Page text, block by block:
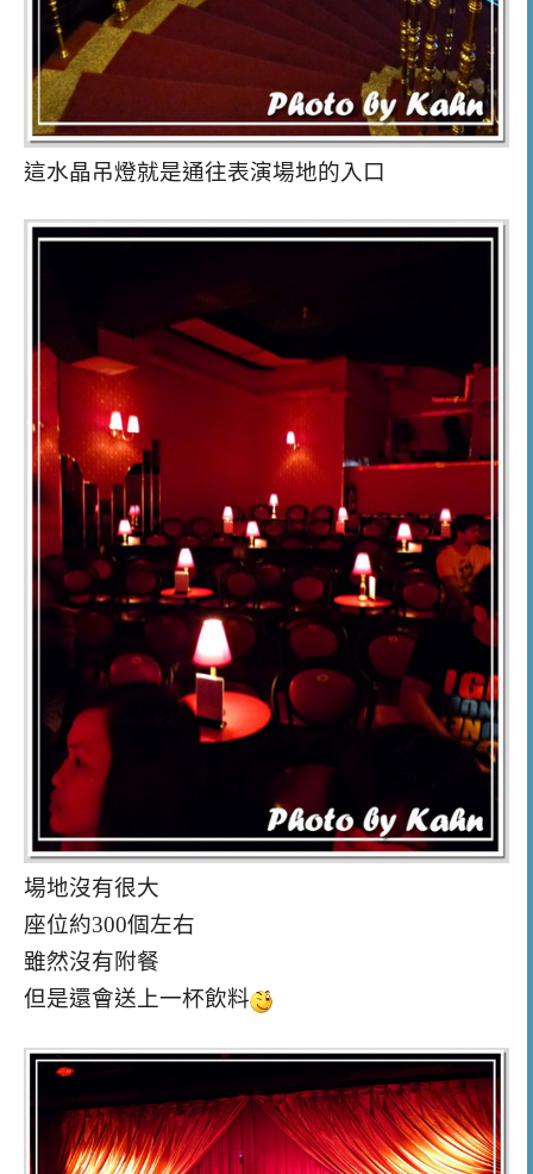
這水晶吊燈就是通往表演場地的入口
場地沒有很大
座位約300個左右
雖然沒有附餐
但是還會送上一杯飲料